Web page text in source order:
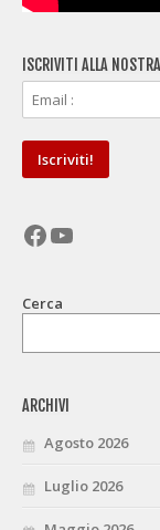
ISCRIVITI ALLA
Facebook
YouTube
Cerca
ARCHIVI
Agosto 2026
Luglio 2026